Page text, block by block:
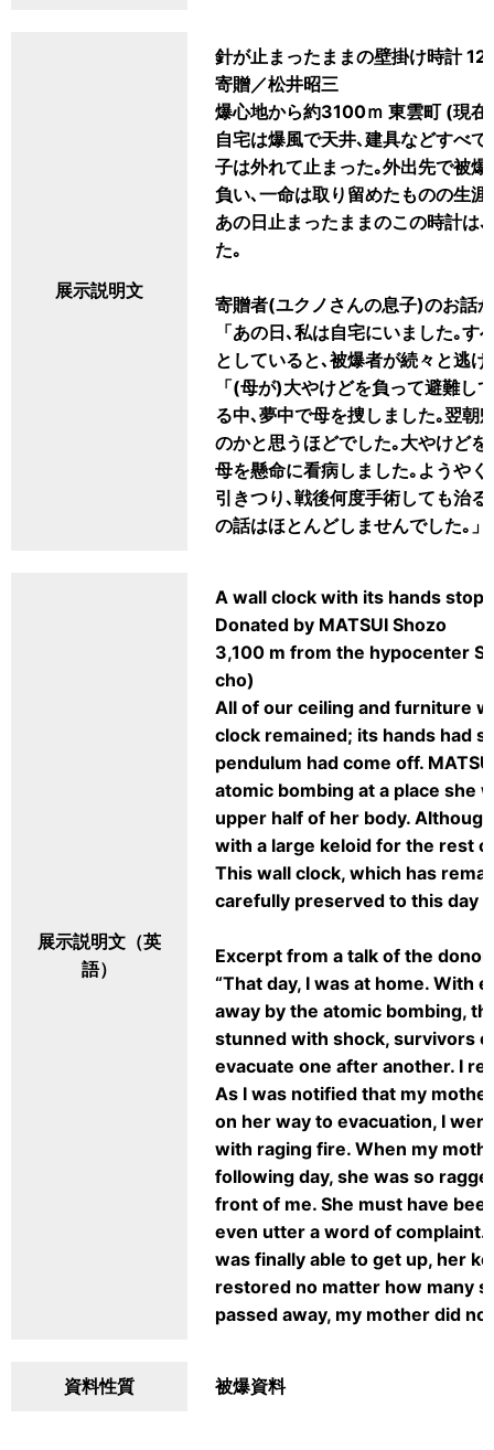
展示説明文
針が止まったままの壁掛け時計
寄贈／松井昭三
爆心地から約3100ｍ 東雲町 (現在
自宅は爆風で天井､建具などすべ
子は外れて止まった｡外出先で被
負い､一命は取り留めたものの生
あの日止まったままのこの時計は
た｡
寄贈者(ユクノさんの息子)のお話
「あの日､私は自宅にいました｡
としていると､被爆者が続々と逃
「(母が)大やけどを負って避難し
る中､夢中で母を捜しました｡翌朝
のかと思うほどでした｡大やけど
母を懸命に看病しました｡ようや
引きつり､戦後何度手術しても治
の話はほとんどしませんでした｡」
展示説明文（英
語）
A wall clock with its hands
Donated by MATSUI Shozo
3,100 m from the hypocenter
cho)
All of our ceiling and furniture
clock remained; its hands had
pendulum had come off.
atomic bombing at a place she
upper half of her body.
with a large keloid for the rest
This wall clock, which has
carefully preserved to this day
Excerpt from a talk of the donor
“That day, I was at home. With
away by the atomic bombing,
stunned with shock, survivors
evacuate one after another. I
As I was notified that my
on her way to evacuation, I
with raging fire. When my
following day, she was so
front of me. She must have
even utter a word of complaint.
was finally able to get up, her
restored no matter how many
passed away, my mother did
資料性質 被爆資料